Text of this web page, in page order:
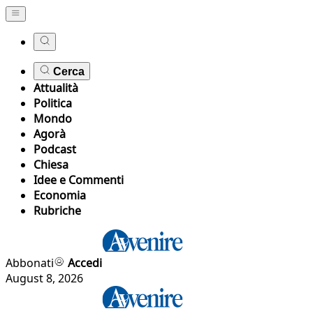
Cerca
Attualità
Politica
Mondo
Agorà
Podcast
Chiesa
Idee e Commenti
Economia
Rubriche
Abbonati
Accedi
August 8, 2026